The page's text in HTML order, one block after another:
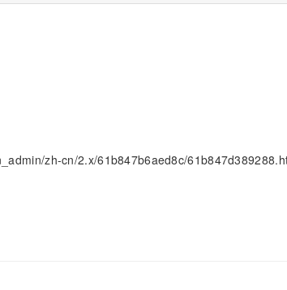
zh-cn/2.x/61b847b6aed8c/